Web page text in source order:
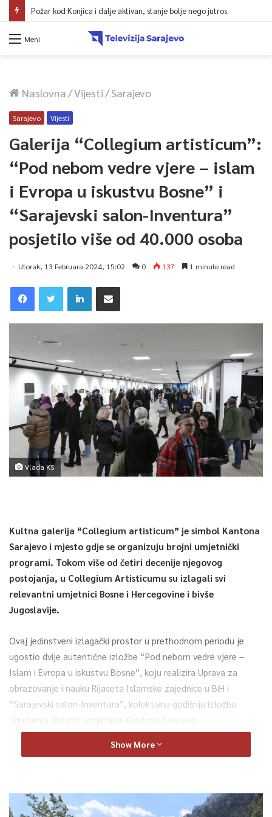
Požar kod Konjica i dalje aktivan, stanje bolje nego jutros
Meni
Naslovna/Vijesti/Sarajevo
Sarajevo Vijesti
Galerija “Collegium artisticum”:
“Pod nebom vedre vjere – islam
i Evropa u iskustvu Bosne” i
“Sarajevski salon-Inventura”
posjetilo više od 40.000 osoba
Utorak, 13 Februara 2024, 15:02 0 137 1 minute read
Vlada KS
Kultna galerija “Collegium artisticum” je simbol Kantona
Sarajevo i mjesto gdje se organizuju brojni umjetnički
programi. Tokom više od četiri decenije njegovog
postojanja, u Collegium Artisticumu su izlagali svi
relevantni umjetnici Bosne i Hercegovine i bivše
Jugoslavije.
Ovaj jedinstveni izlagački prostor u prethodnom periodu je
ugostio dvije autentične izložbe “Pod nebom vedre vjere –
Islam i Evropa u iskustvu Bosne”, koju realizira Uprava za
obrazovanje i nauku Rijaseta Islamske zajednice u BiH i
“Sarajevski salon-Inventura”, kolektivnu godišnju izložbu
Udruženja likovnih umjetnika Kantona Sarajevo.
Više od 40.000 ljubitelja umjetnosti posjetilo je ove dvije
evropskim galerijama.
Show More